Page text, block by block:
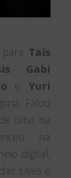
Taís
. Gabi
e Yuri
Falou
olho na
na
digital,
Lives e